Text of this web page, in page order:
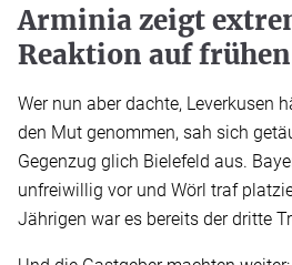
Arminia zeigt
Reaktion auf
Wer nun aber dachte, Leverkusen
den Mut genommen, sah sich
Gegenzug glich Bielefeld aus.
unfreiwillig vor und Wörl traf
Jährigen war es bereits der dritte